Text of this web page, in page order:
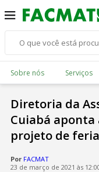
Sobre nós Serviços
Diretoria da
Cuiabá aponta
projeto de
Por FACMAT
23 de março de 2021 às